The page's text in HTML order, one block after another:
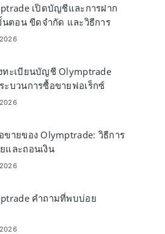
เปิดบัญชีและการฝาก
นตอน ขีดจำกัด และวิธีการ
ทะเบียนบัญชี Olymptrade
ะบวนการซื้อขายฟอเร็กซ์
ขายของ Olymptrade: วิธีการ
และถอนเงิน
คำถามที่พบบ่อย